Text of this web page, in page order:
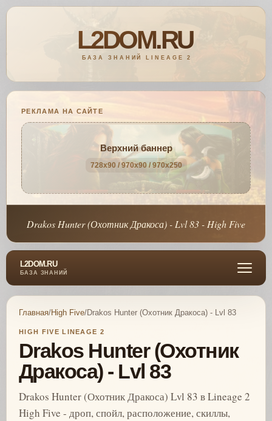
РЕКЛАМА НА САЙТЕ
Верхний баннер
728x90 / 970x90 / 970x250
Drakos Hunter (Охотник Дракоса) - Lvl 83 - High Five
L2DOM.RU
БАЗА ЗНАНИЙ
Главная/High Five/Drakos Hunter (Охотник Дракоса) - Lvl 83
HIGH FIVE LINEAGE 2
Drakos Hunter (Охотник
Дракоса) - Lvl 83
Drakos Hunter (Охотник Дракоса) Lvl 83 в Lineage 2
High Five - дроп, спойл, расположение, скиллы,